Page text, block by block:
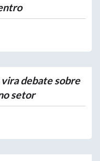
debate sobre
setor